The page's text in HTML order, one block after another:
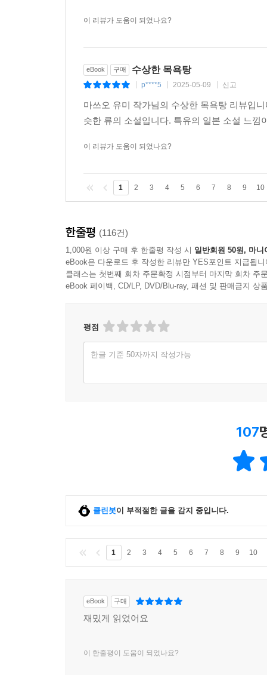
이 리뷰가 도움이 되었나요?
eBook 구매 수상한 목욕탕
p****5 2025-05-09 신고
마쓰오 유미 작가님의 수상한 목욕탕 리뷰입
슷한 류의 소설입니다. 특유의 일본 소설 느
이 리뷰가 도움이 되었나요?
1 2 3 4 5 6 7 8 9 10
한줄평 (116건)
1,000원 이상 구매 후 한줄평 작성 시 일반회원 50원, 마니
eBook은 다운로드 후 작성한 리뷰만 YES포인트 지급됩니
클래스는 첫번째 회차 주문확정 시점부터 마지막 회차 주
eBook 페이백, CD/LP, DVD/Blu-ray, 패션 및 판매금지 상
평점
한글 기준 50자까지 작성가능
107
클린봇이 부적절한 글을 감지 중입니다.
1 2 3 4 5 6 7 8 9 10
eBook 구매
재밌게 읽었어요
이 한줄평이 도움이 되었나요?